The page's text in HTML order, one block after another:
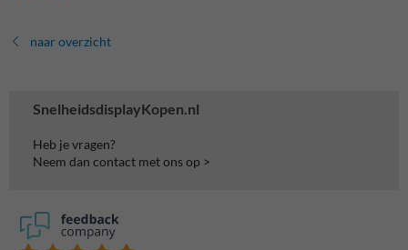
SnelheidsdisplayKopen.nl
Heb je vragen?
Neem dan contact met ons op >
naar overzicht